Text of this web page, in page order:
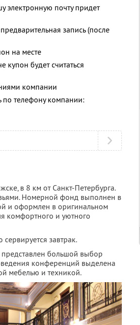
электронную почту придет
запись (после
на месте
купон будет считаться
компании
телефону компании:
в 8 км от Санкт-Петербурга.
Номерной фонд выполнен в
и оформлен в оригинальном
комфортного и уютного
завтрак.
представлен большой выбор
конференций выделена
мебелью и техникой.